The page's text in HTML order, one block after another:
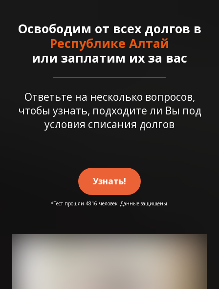
Освободим от всех долгов в
Республике Алтай
или заплатим их за вас
Ответьте на несколько вопросов,
чтобы узнать, подходите ли Вы под
условия списания долгов
Узнать!
*Тест прошли 4816 человек. Данные защищены.